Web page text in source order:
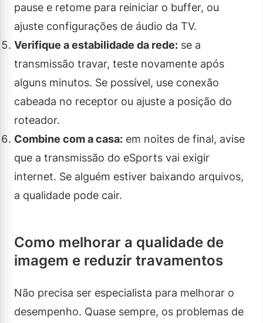
pause e retome para reiniciar o buffer, ou
ajuste configurações de áudio da TV.
Verifique a estabilidade da rede: se a
transmissão travar, teste novamente após
alguns minutos. Se possível, use conexão
cabeada no receptor ou ajuste a posição do
roteador.
Combine com a casa: em noites de final, avise
que a transmissão do eSports vai exigir
internet. Se alguém estiver baixando arquivos,
a qualidade pode cair.
Como melhorar a qualidade de
imagem e reduzir travamentos
Não precisa ser especialista para melhorar o
desempenho. Quase sempre, os problemas de